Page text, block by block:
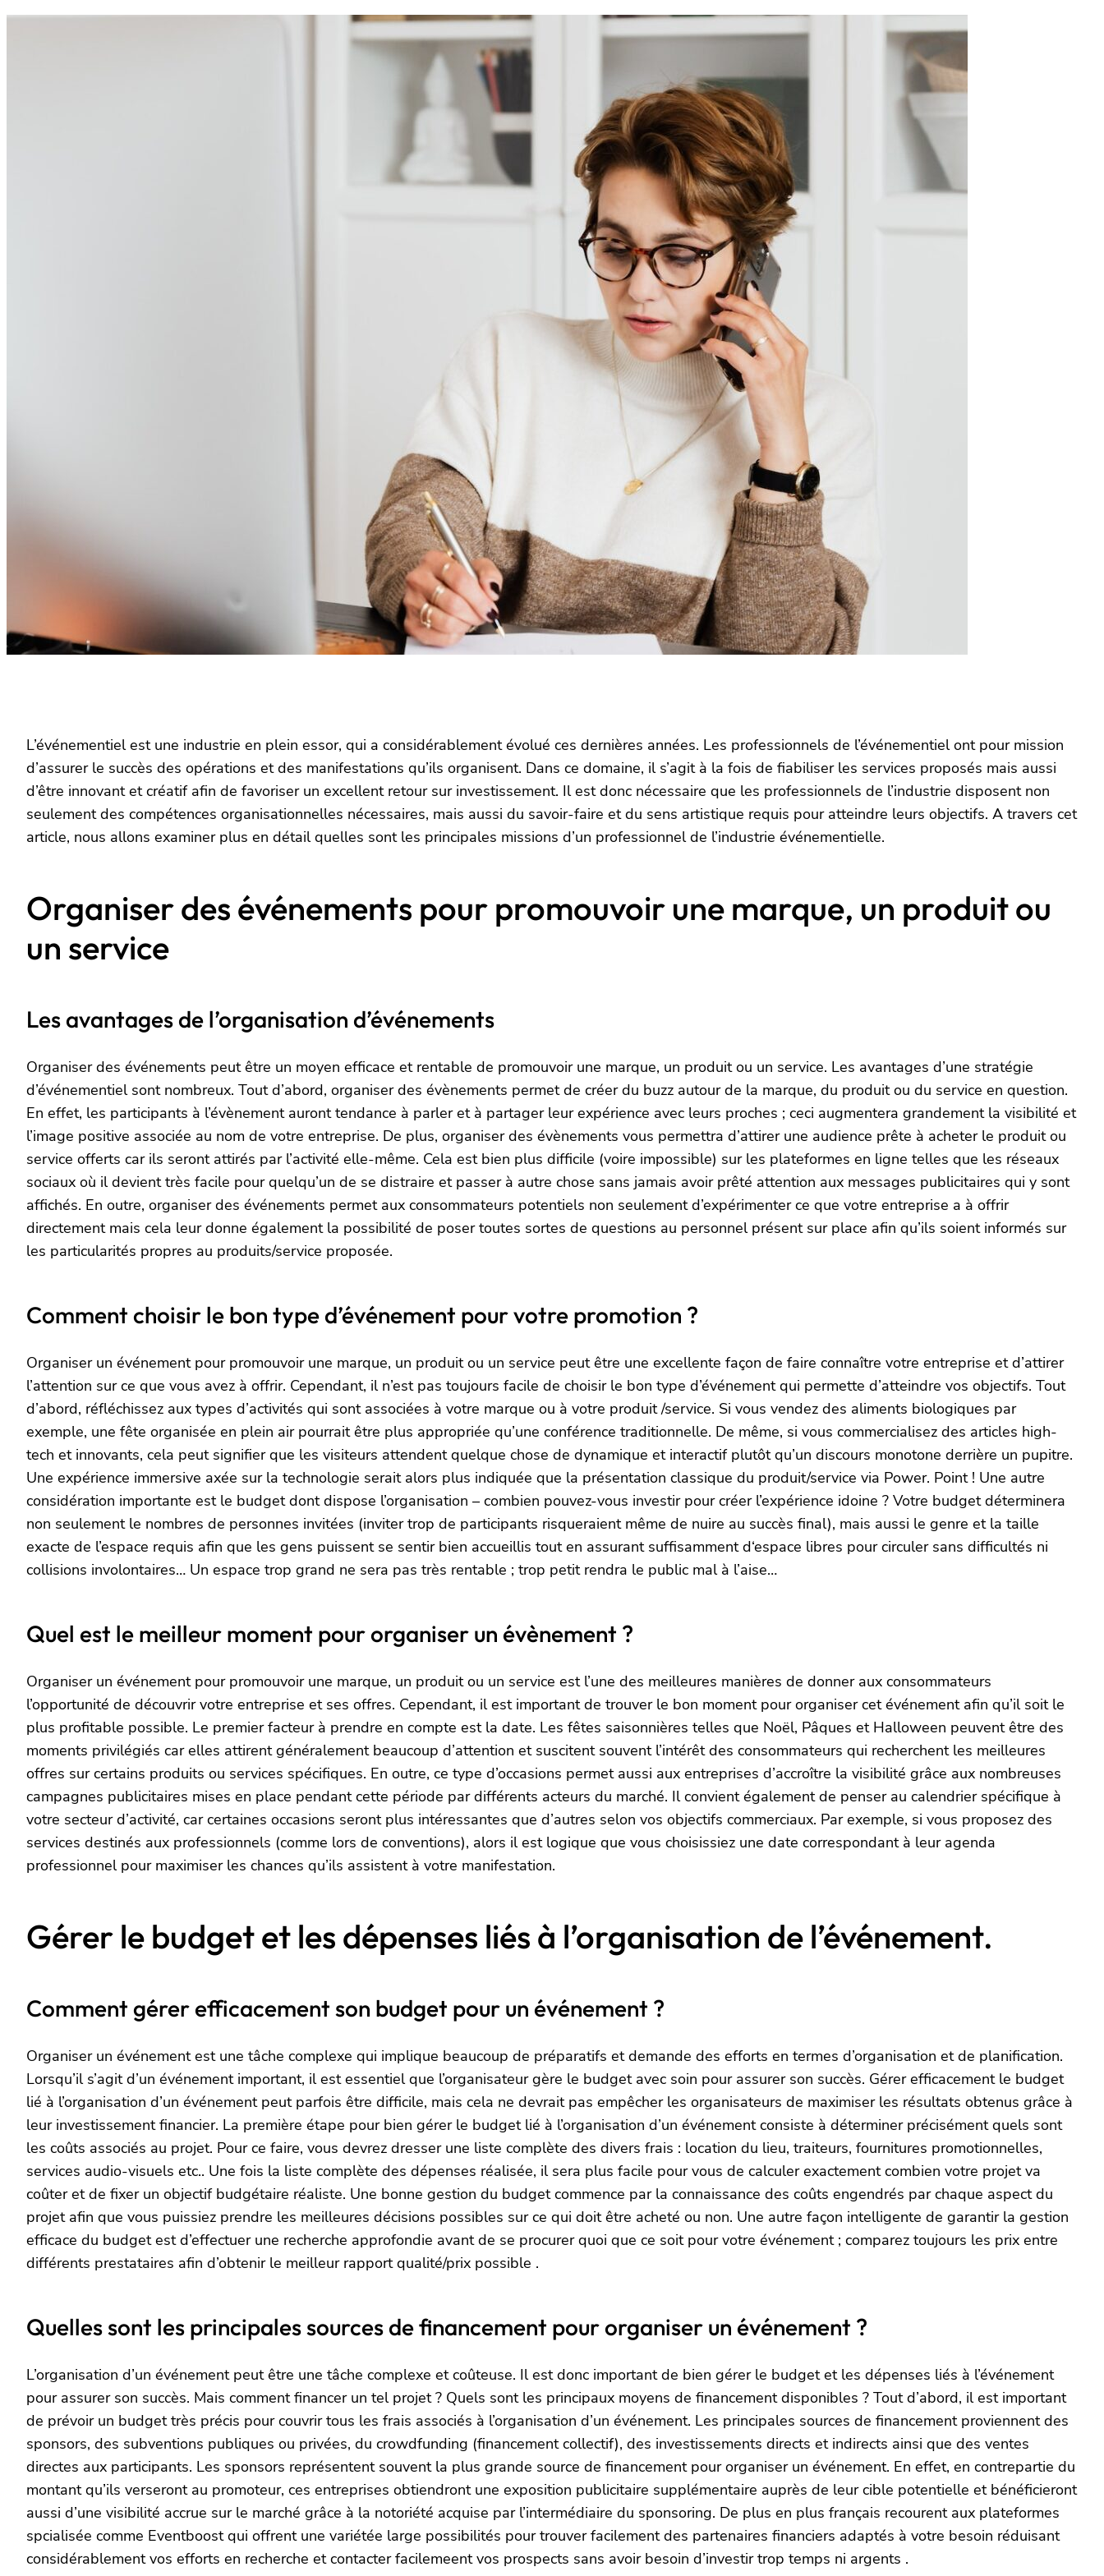
L’événementiel est une industrie en plein essor, qui a considérablement évolué ces dernières années. Les professionnels de l’événementiel ont pour mission
d’assurer le succès des opérations et des manifestations qu’ils organisent. Dans ce domaine, il s’agit à la fois de fiabiliser les services proposés mais aussi
d’être innovant et créatif afin de favoriser un excellent retour sur investissement. Il est donc nécessaire que les professionnels de l’industrie disposent non
seulement des compétences organisationnelles nécessaires, mais aussi du savoir-faire et du sens artistique requis pour atteindre leurs objectifs. A travers cet
article, nous allons examiner plus en détail quelles sont les principales missions d’un professionnel de l’industrie événementielle.
Organiser des événements pour promouvoir une marque, un produit ou
un service
Les avantages de l’organisation d’événements
Organiser des événements peut être un moyen efficace et rentable de promouvoir une marque, un produit ou un service. Les avantages d’une stratégie
d’événementiel sont nombreux. Tout d’abord, organiser des évènements permet de créer du buzz autour de la marque, du produit ou du service en question.
En effet, les participants à l’évènement auront tendance à parler et à partager leur expérience avec leurs proches ; ceci augmentera grandement la visibilité et
l’image positive associée au nom de votre entreprise. De plus, organiser des évènements vous permettra d’attirer une audience prête à acheter le produit ou
service offerts car ils seront attirés par l’activité elle-même. Cela est bien plus difficile (voire impossible) sur les plateformes en ligne telles que les réseaux
sociaux où il devient très facile pour quelqu’un de se distraire et passer à autre chose sans jamais avoir prêté attention aux messages publicitaires qui y sont
affichés. En outre, organiser des événements permet aux consommateurs potentiels non seulement d’expérimenter ce que votre entreprise a à offrir
directement mais cela leur donne également la possibilité de poser toutes sortes de questions au personnel présent sur place afin qu’ils soient informés sur
les particularités propres au produits/service proposée.
Comment choisir le bon type d’événement pour votre promotion ?
Organiser un événement pour promouvoir une marque, un produit ou un service peut être une excellente façon de faire connaître votre entreprise et d’attirer
l’attention sur ce que vous avez à offrir. Cependant, il n’est pas toujours facile de choisir le bon type d’événement qui permette d’atteindre vos objectifs. Tout
d’abord, réfléchissez aux types d’activités qui sont associées à votre marque ou à votre produit /service. Si vous vendez des aliments biologiques par
exemple, une fête organisée en plein air pourrait être plus appropriée qu’une conférence traditionnelle. De même, si vous commercialisez des articles high-
tech et innovants, cela peut signifier que les visiteurs attendent quelque chose de dynamique et interactif plutôt qu’un discours monotone derrière un pupitre.
Une expérience immersive axée sur la technologie serait alors plus indiquée que la présentation classique du produit/service via Power. Point ! Une autre
considération importante est le budget dont dispose l’organisation – combien pouvez-vous investir pour créer l’expérience idoine ? Votre budget déterminera
non seulement le nombres de personnes invitées (inviter trop de participants risqueraient même de nuire au succès final), mais aussi le genre et la taille
exacte de l’espace requis afin que les gens puissent se sentir bien accueillis tout en assurant suffisamment d‘espace libres pour circuler sans difficultés ni
collisions involontaires… Un espace trop grand ne sera pas très rentable ; trop petit rendra le public mal à l’aise…
Quel est le meilleur moment pour organiser un évènement ?
Organiser un événement pour promouvoir une marque, un produit ou un service est l’une des meilleures manières de donner aux consommateurs
l’opportunité de découvrir votre entreprise et ses offres. Cependant, il est important de trouver le bon moment pour organiser cet événement afin qu’il soit le
plus profitable possible. Le premier facteur à prendre en compte est la date. Les fêtes saisonnières telles que Noël, Pâques et Halloween peuvent être des
moments privilégiés car elles attirent généralement beaucoup d’attention et suscitent souvent l’intérêt des consommateurs qui recherchent les meilleures
offres sur certains produits ou services spécifiques. En outre, ce type d’occasions permet aussi aux entreprises d’accroître la visibilité grâce aux nombreuses
campagnes publicitaires mises en place pendant cette période par différents acteurs du marché. Il convient également de penser au calendrier spécifique à
votre secteur d’activité, car certaines occasions seront plus intéressantes que d’autres selon vos objectifs commerciaux. Par exemple, si vous proposez des
services destinés aux professionnels (comme lors de conventions), alors il est logique que vous choisissiez une date correspondant à leur agenda
professionnel pour maximiser les chances qu’ils assistent à votre manifestation.
Gérer le budget et les dépenses liés à l’organisation de l’événement.
Comment gérer efficacement son budget pour un événement ?
Organiser un événement est une tâche complexe qui implique beaucoup de préparatifs et demande des efforts en termes d’organisation et de planification.
Lorsqu’il s’agit d’un événement important, il est essentiel que l’organisateur gère le budget avec soin pour assurer son succès. Gérer efficacement le budget
lié à l’organisation d’un événement peut parfois être difficile, mais cela ne devrait pas empêcher les organisateurs de maximiser les résultats obtenus grâce à
leur investissement financier. La première étape pour bien gérer le budget lié à l’organisation d’un événement consiste à déterminer précisément quels sont
les coûts associés au projet. Pour ce faire, vous devrez dresser une liste complète des divers frais : location du lieu, traiteurs, fournitures promotionnelles,
services audio-visuels etc.. Une fois la liste complète des dépenses réalisée, il sera plus facile pour vous de calculer exactement combien votre projet va
coûter et de fixer un objectif budgétaire réaliste. Une bonne gestion du budget commence par la connaissance des coûts engendrés par chaque aspect du
projet afin que vous puissiez prendre les meilleures décisions possibles sur ce qui doit être acheté ou non. Une autre façon intelligente de garantir la gestion
efficace du budget est d’effectuer une recherche approfondie avant de se procurer quoi que ce soit pour votre événement ; comparez toujours les prix entre
différents prestataires afin d’obtenir le meilleur rapport qualité/prix possible .
Quelles sont les principales sources de financement pour organiser un événement ?
L’organisation d’un événement peut être une tâche complexe et coûteuse. Il est donc important de bien gérer le budget et les dépenses liés à l’événement
pour assurer son succès. Mais comment financer un tel projet ? Quels sont les principaux moyens de financement disponibles ? Tout d’abord, il est important
de prévoir un budget très précis pour couvrir tous les frais associés à l’organisation d’un événement. Les principales sources de financement proviennent des
sponsors, des subventions publiques ou privées, du crowdfunding (financement collectif), des investissements directs et indirects ainsi que des ventes
directes aux participants. Les sponsors représentent souvent la plus grande source de financement pour organiser un événement. En effet, en contrepartie du
montant qu’ils verseront au promoteur, ces entreprises obtiendront une exposition publicitaire supplémentaire auprès de leur cible potentielle et bénéficieront
aussi d’une visibilité accrue sur le marché grâce à la notoriété acquise par l’intermédiaire du sponsoring. De plus en plus français recourent aux plateformes
spcialisée comme Eventboost qui offrent une variétée large possibilités pour trouver facilement des partenaires financiers adaptés à votre besoin réduisant
considérablement vos efforts en recherche et contacter facilemeent vos prospects sans avoir besoin d’investir trop temps ni argents .